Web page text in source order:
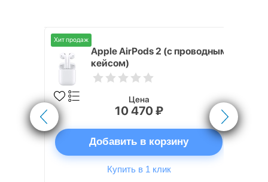
Хит продаж
Apple AirPods 2 (с проводным
кейсом)
Цена
10 470 ₽
Добавить в корзину
Купить в 1 клик